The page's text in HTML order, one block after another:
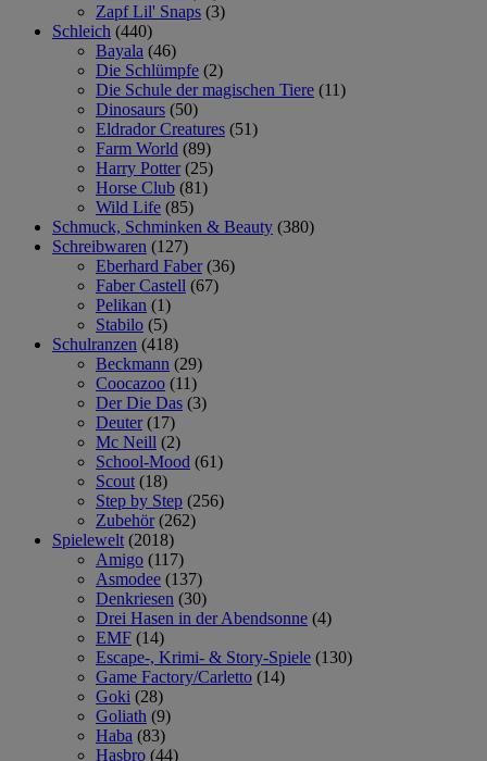
Zapf Lil' Snaps (3)
Schleich (440)
Bayala (46)
Die Schlümpfe (2)
Die Schule der magischen Tiere (11)
Dinosaurs (50)
Eldrador Creatures (51)
Farm World (89)
Harry Potter (25)
Horse Club (81)
Wild Life (85)
Schmuck, Schminken & Beauty (380)
Schreibwaren (127)
Eberhard Faber (36)
Faber Castell (67)
Pelikan (1)
Stabilo (5)
Schulranzen (418)
Beckmann (29)
Coocazoo (11)
Der Die Das (3)
Deuter (17)
Mc Neill (2)
School-Mood (61)
Scout (18)
Step by Step (256)
Zubehör (262)
Spielewelt (2018)
Amigo (117)
Asmodee (137)
Denkriesen (30)
Drei Hasen in der Abendsonne (4)
EMF (14)
Escape-, Krimi- & Story-Spiele (130)
Game Factory/Carletto (14)
Goki (28)
Goliath (9)
Haba (83)
Hasbro (44)